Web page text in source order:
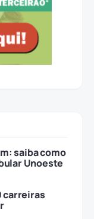
saiba como
Unoeste
carreiras